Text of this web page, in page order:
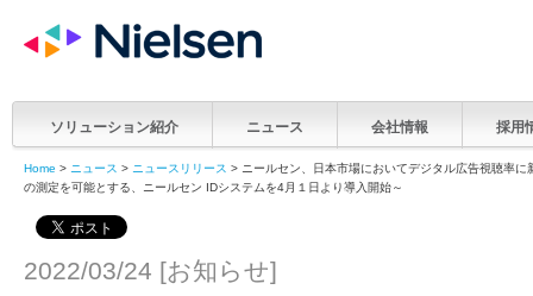
ソリューション紹介 ニュース 会社情報 採用
Home > ニュース > ニュースリリース > ニールセン、日本市場においてデジタル広告視聴率
の測定を可能とする、ニールセン IDシステムを4月１日より導入開始～
2022/03/24 [お知らせ]